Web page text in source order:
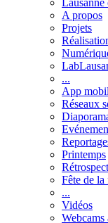
A propos
Projets
...
App
Réseaux
Printemps
Fête de la
...
Vidéos
Webcams